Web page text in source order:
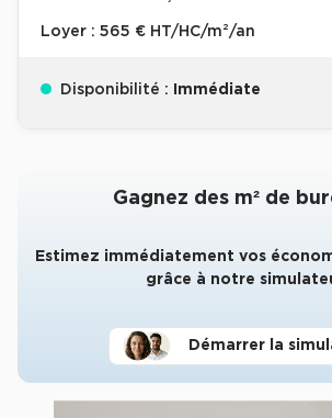
Loyer : 565 € HT/HC/m²/an
Disponibilité : Immédiate
Gagnez des m² de
Estimez immédiatement vos
grâce à notre
Démarrer la